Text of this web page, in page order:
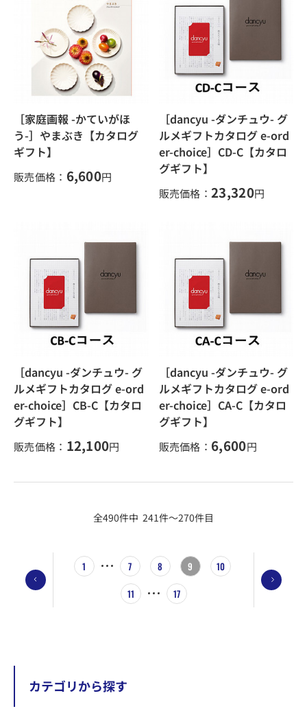
カテゴリから探す
［家庭画報 -かていがほ
う-］やまぶき【カタログ
ギフト】
販売価格： 6,600円
［dancyu -ダンチュウ- グ
ルメギフトカタログ e-ord
er-choice］CD-C【カタロ
グギフト】
販売価格： 23,320円
［dancyu -ダンチュウ- グ
ルメギフトカタログ e-ord
er-choice］CB-C【カタロ
グギフト】
販売価格： 12,100円
［dancyu -ダンチュウ- グ
ルメギフトカタログ e-ord
er-choice］CA-C【カタロ
グギフト】
販売価格： 6,600円
全490件中 241件～270件目
1 7 8 9
10
11
17